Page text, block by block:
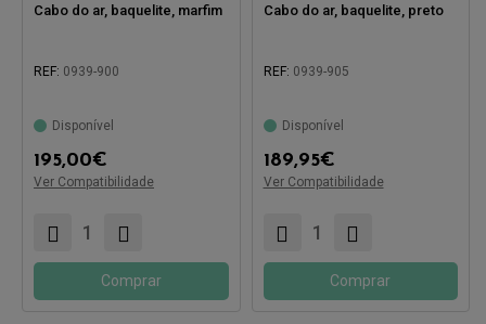
Cabo do ar, baquelite, marfim
REF: 0939-900
Disponível
195,00€
Ver Compatibilidade
Comprar
Cabo do ar, baquelite, preto
REF: 0939-905
Disponível
189,95€
Ver Compatibilidade
Comprar